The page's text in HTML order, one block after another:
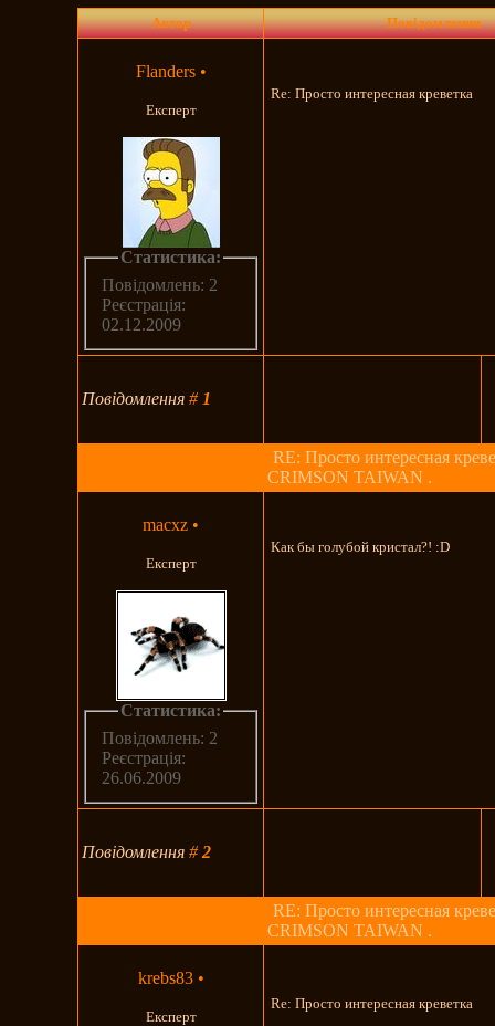
Автор Повідомлення
Flanders •
Експерт
Статистика:
Повідомлень: 2
Реєстрація:
02.12.2009
Re: Просто интересная креветка
Повідомлення# 1
RE: Просто интересная
CRIMSON TAIWAN .
macxz •
Експерт
Статистика:
Повідомлень: 2
Реєстрація:
26.06.2009
Как бы голубой кристал?! :D
Повідомлення#2
RE: Просто интересная
CRIMSON TAIWAN .
krebs83 •
Експерт
Re: Просто интересная креветка